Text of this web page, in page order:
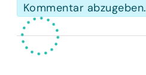
Kommentar abzugeben.